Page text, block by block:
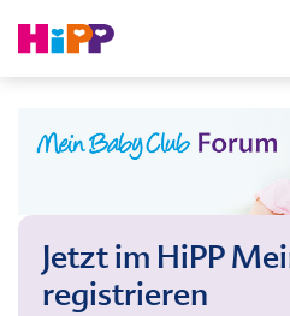
Jetzt im HiPP
registrieren